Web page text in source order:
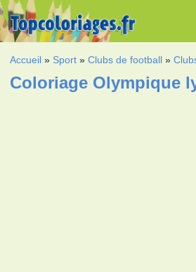
Accueil » Sport »Clubs de football »
Coloriage Olympique